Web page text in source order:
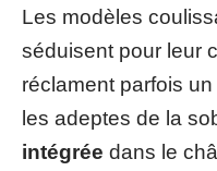
Les modèles
séduisent pour leur
réclament parfois
les adeptes de la
intégrée dans le